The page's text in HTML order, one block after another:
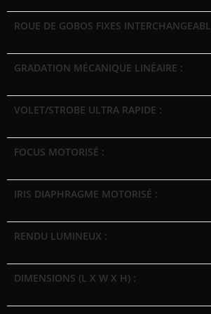
ROUE DE GOBOS FIXES
GRADATION MÉCANIQUE LINÉAIRE :
VOLET/STROBE ULTRA RAPIDE :
FOCUS MOTORISÉ :
IRIS DIAPHRAGME MOTORISÉ :
RENDU LUMINEUX :
DIMENSIONS (L X W X H) :